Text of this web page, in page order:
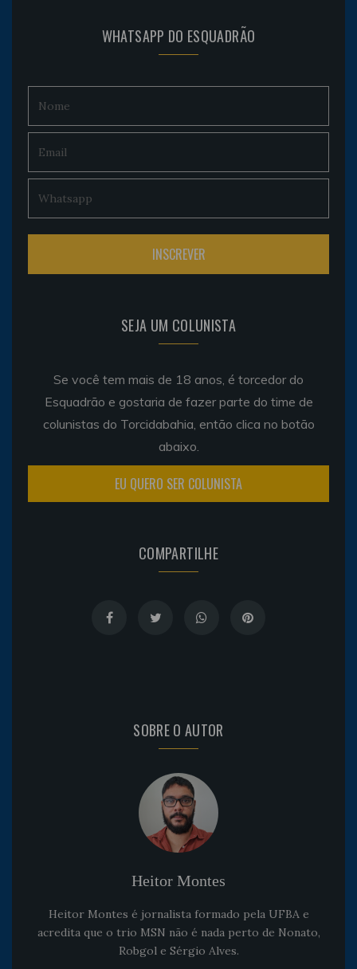
WHATSAPP DO ESQUADRÃO
SEJA UM COLUNISTA
Se você tem mais de 18 anos, é torcedor do
Esquadrão e gostaria de fazer parte do time de
colunistas do Torcidabahia, então clica no botão
abaixo.
EU QUERO SER COLUNISTA
COMPARTILHE
SOBRE O AUTOR
Heitor Montes
Heitor Montes é jornalista formado pela UFBA e
acredita que o trio MSN não é nada perto de Nonato,
Robgol e Sérgio Alves.